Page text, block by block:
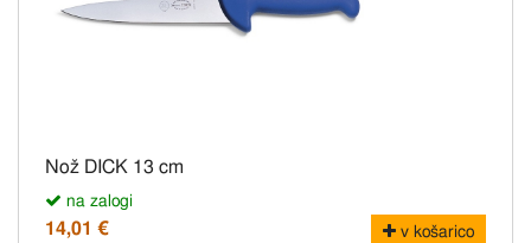
Nož DICK 13 cm
na zalogi
14,01 € v košarico